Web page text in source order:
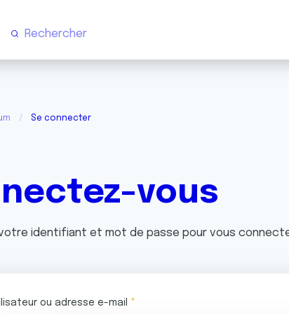
Se connecter
vous
votre identifiant et mot de passe pour vous
ou adresse e-mail